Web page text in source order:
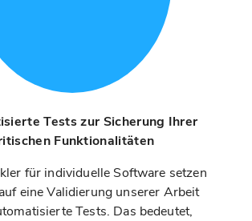
Tests zur Sicherung Ihrer
Funktionalitäten
für individuelle Software setzen
eine Validierung unserer Arbeit
Tests. Das bedeutet,